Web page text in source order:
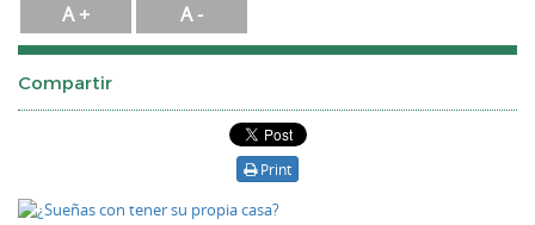
A + A -
Compartir
Print